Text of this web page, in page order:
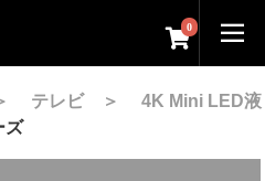
0
テレビ＞ 4K Mini LED液
ズ